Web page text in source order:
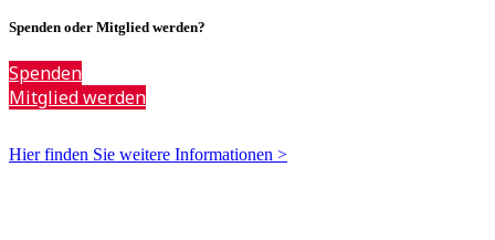
Spenden oder Mitglied werden?
Spenden
Mitglied werden
Hier finden Sie weitere Informationen >